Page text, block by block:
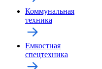
Коммунальная
техника
Емкостная
спецтехника